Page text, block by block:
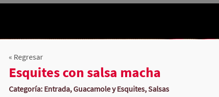
« Regresar
Esquites con salsa macha
Categoría: Entrada, Guacamole y Esquites, Salsas